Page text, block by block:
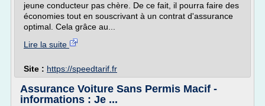
jeune conducteur pas chère. De ce fait, il pourra faire des
économies tout en souscrivant à un contrat d'assurance
optimal. Cela grâce au...
Lire la suite
Site : https://speedtarif.fr
Assurance Voiture Sans Permis Macif -
informations : Je ...